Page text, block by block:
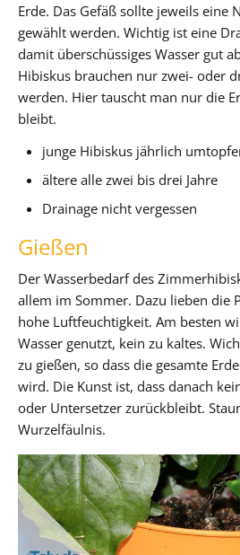
Erde. Das Gefäß sollte jeweils eine
gewählt werden. Wichtig ist eine
damit überschüssiges Wasser gut
Hibiskus brauchen nur zwei- oder
werden. Hier tauscht man nur die
bleibt.
junge Hibiskus jährlich
ältere alle zwei bis drei Jahre
Drainage nicht vergessen
Gießen
Der Wasserbedarf des
allem im Sommer. Dazu lieben die
hohe Luftfeuchtigkeit. Am besten
Wasser genutzt, kein zu kaltes.
zu gießen, so dass die gesamte
wird. Die Kunst ist, dass danach
oder Untersetzer zurückbleibt.
Wurzelfäulnis.